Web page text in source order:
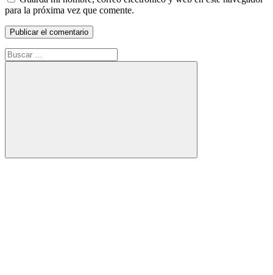
para la próxima vez que comente.
Buscar:
Buscar